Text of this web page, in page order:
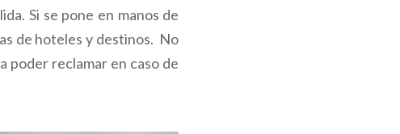
Si se pone en manos de
de hoteles y destinos. No
poder reclamar en caso de